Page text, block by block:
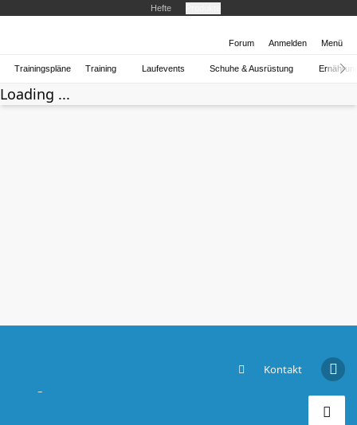
Hefte
Forum Anmelden Menü
Trainingspläne Training Laufevents Schuhe & Ausrüstung
Loading ...
Kontakt
Berg- und Landschafts-Läufe im wilden Süden